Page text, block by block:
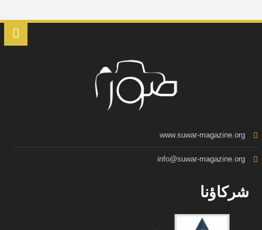
www.suwar-magazine.org
info@suwar-magazine.org
شركاؤنا